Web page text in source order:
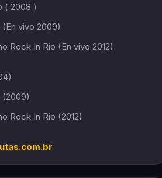
( 2008 )
vivo 2009)
Rock In Rio (En vivo 2012)
(2009)
Rock In Rio (2012)